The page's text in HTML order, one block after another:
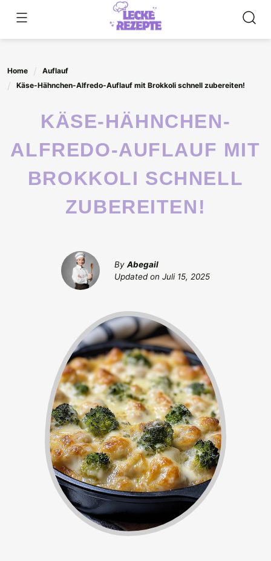
content
Home
Auflauf
Käse-Hähnchen-Alfredo-Auflauf mit Brokkoli schnell zubereiten!
KÄSE-HÄHNCHEN-
ALFREDO-AUFLAUF MIT
BROKKOLI SCHNELL
ZUBEREITEN!
By Abegail
Updated on Juli 15, 2025